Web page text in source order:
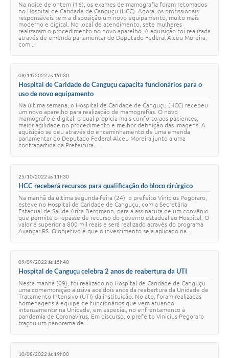
Na noite de ontem (16), os exames de mamografia foram retomados
no Hospital de Caridade de Canguçu (HCC). Agora, os profissionais
responsáveis tem a disposição um novo equipamento, muito mais
moderno e digital. No local de atendimento, sete mulheres
realizaram o procedimento no novo aparelho. A aquisição foi realizada
através de emenda parlamentar do Deputado Federal Alceu Moreira,
com...
09/11/2022 às 19h30
Hospital de Caridade de Canguçu capacita funcionários para o
uso de novo equipamento
Na última semana, o Hospital de Caridade de Canguçu (HCC) recebeu
um novo aparelho para realização de mamografias. O novo
mamógrafo é digital, o qual propicia mais conforto aos pacientes,
maior agilidade no procedimento e melhor definição das imagens. A
aquisição se deu através do encaminhamento de uma emenda
parlamentar do Deputado Federal Alceu Moreira junto a uma
contrapartida da Prefeitura....
25/10/2022 às 11h30
HCC receberá recursos para qualificação do bloco cirúrgico
Na manhã da última segunda-feira (24), o prefeito Vinicius Pegoraro,
esteve no Hospital de Caridade de Canguçu, com a Secretária
Estadual de Saúde Arita Bergmann, para a assinatura de um convênio
que permite o repasse de recurso do governo estadual ao Hospital. O
valor é superior a 800 mil reais e será realizado através do programa
Avançar RS. O objetivo é que o investimento seja aplicado na...
09/09/2022 às 15h40
Hospital de Canguçu celebra 2 anos de reabertura da UTI
Nesta manhã (09), foi realizado no Hospital de Caridade de Canguçu
uma comemoração alusiva aos dois anos da reabertura da Unidade de
Tratamento Intensivo (UTI) da instituição. No ato, foram realizadas
homenagens à equipe de funcionários que vem atuando
intensamente na Unidade, em especial, no enfrentamento à
pandemia de Coronavírus. Em discurso, o prefeito Vinicius Pegoraro
traçou um panorama de...
10/08/2022 às 19h00